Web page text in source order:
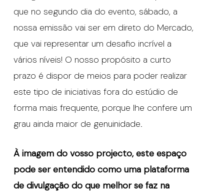
que no segundo dia do evento, sábado, a
nossa emissão vai ser em direto do Mercado,
que vai representar um desafio incrível a
vários níveis! O nosso propósito a curto
prazo é dispor de meios para poder realizar
este tipo de iniciativas fora do estúdio de
forma mais frequente, porque lhe confere um
grau ainda maior de genuinidade.
À imagem do vosso projecto, este espaço
pode ser entendido como uma plataforma
de divulgação do que melhor se faz na